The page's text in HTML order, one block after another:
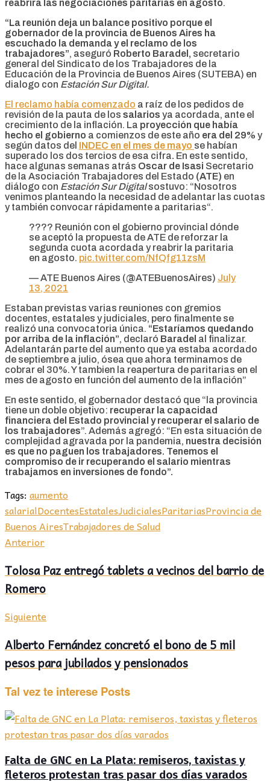
reabrirá las negociaciones paritarias en agosto.
“La reunión deja un balance positivo porque el
gobernador de la provincia de Buenos Aires ha
escuchado la demanda y el reclamo de los
trabajadores”, aseguró Roberto Baradel, secretario
general del Sindicato de los Trabajadores de la
Educación de la Provincia de Buenos Aires (SUTEBA) en
dialogo con Estación Sur Digital.
El reclamo había comenzado a raíz de los pedidos de
revisión de la pauta de los salarios ya acordada, ante el
crecimiento de la inflación. La proyección que había
hecho el gobierno a comienzos de este año era del 29% y
según datos del INDEC en el mes de mayo se habían
superado los dos tercios de esa cifra. En este sentido,
hace algunas semanas atrás Oscar de Isasi Secretario
de la Asociación Trabajadores del Estado (ATE) en
diálogo con Estación Sur Digitalsostuvo: “Nosotros
venimos planteando la necesidad de adelantar las cuotas
y también convocar rápidamente a paritarias“.
???? Reunión con el gobierno provincial dónde
se aceptó la propuesta de ATE de reforzar la
segunda cuota acordada y reabrir la paritaria
en agosto. pic.twitter.com/NfQfg11zsM
— ATE Buenos Aires (@ATEBuenosAires) July
13, 2021
Estaban previstas varias reuniones con gremios
docentes, estatales y judiciales, pero finalmente se
realizó una convocatoria única. “Estaríamos quedando
por arriba de la inflación”, declaró Baradel al finalizar.
Adelantarán parte del aumento que ya estaba acordado
de septiembre a julio, ósea que ahora terminamos de
cobrar el 30%. Y tambien la reapertura de paritarias en el
mes de agosto en función del aumento de la inflación”
En este sentido, el gobernador destacó que “la provincia
tiene un doble objetivo: recuperar la capacidad
financiera del Estado provincial y recuperar el salario de
los trabajadores”. Además agregó: “En esta situación de
complejidad agravada por la pandemia, nuestra decisión
es que no paguen los trabajadores. Tenemos el
compromiso de ir recuperando el salario mientras
trabajamos en inversiones de fondo”.
Tags: aumento
salarialDocentesEstatalesJudicialesParitariasProvincia de
Buenos AiresTrabajadores de Salud
Anterior
Tolosa Paz entregó tablets a vecinos del barrio de
Romero
Siguiente
Alberto Fernández concretó el bono de 5 mil
pesos para jubilados y pensionados
Tal vez te interese Posts
Falta de GNC en La Plata: remiseros, taxistas y
fleteros protestan tras pasar dos días varados